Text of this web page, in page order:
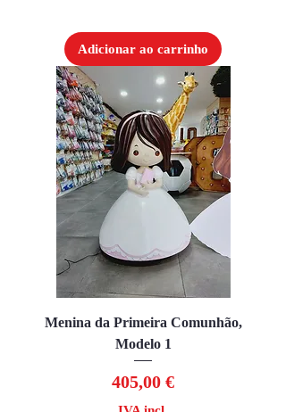
Adicionar ao carrinho
Menina da Primeira Comunhão,
Modelo 1
Preço
405,00 €